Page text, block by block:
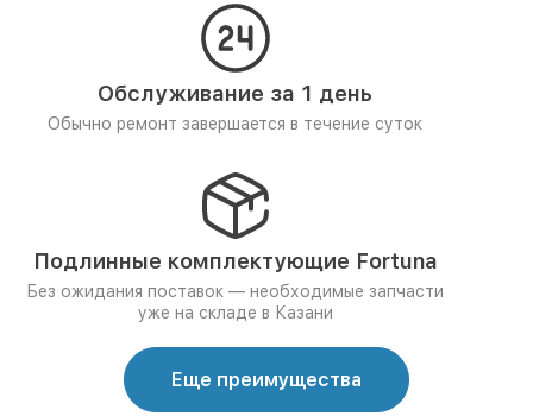
Обслуживание за 1 день
Обычно ремонт завершается в течение суток
Подлинные комплектующие Fortuna
Без ожидания поставок — необходимые запчасти
уже на складе в Казани
Еще преимущества